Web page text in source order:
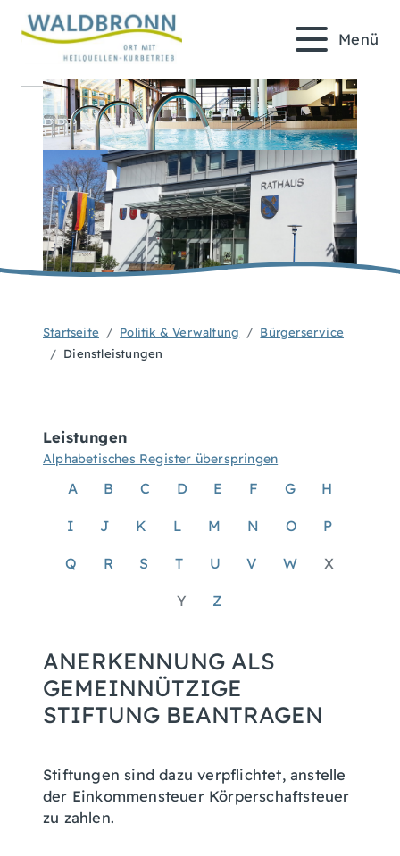
Menü
Startseite Politik & Verwaltung
Bürgerservice
Dienstleistungen
Leistungen
Alphabetisches Register überspringen
A B C D E F G H
I J K L M N O P
Q R S T U V W X
Y Z
ANERKENNUNG ALS
GEMEINNÜTZIGE
STIFTUNG BEANTRAGEN
Stiftungen sind dazu verpflichtet, anstelle
der Einkommensteuer Körperschaftsteuer
zu zahlen.